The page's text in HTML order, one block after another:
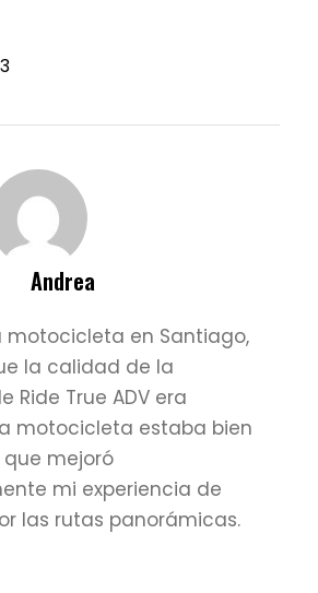
Andrea
motocicleta en Santiago,
la calidad de la
Ride True ADV era
motocicleta estaba bien
mejoró
mi experiencia de
las rutas panorámicas.